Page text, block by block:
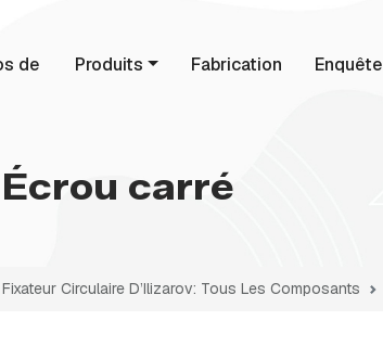
de
Produits Fabrication Enquête
Écrou carré
Fixateur Circulaire D’Ilizarov: Tous Les Composants